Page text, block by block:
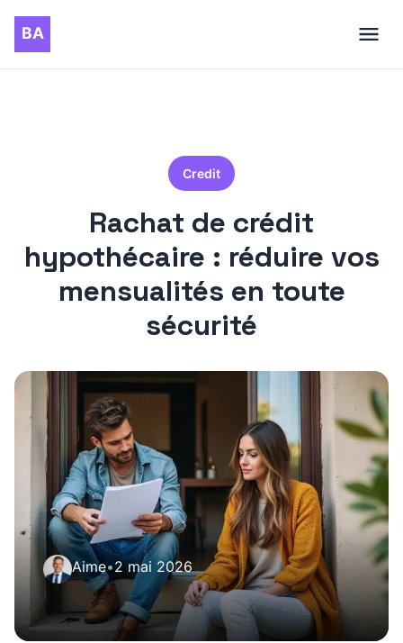
Credit
Rachat de crédit
hypothécaire : réduire vos
mensualités en toute
sécurité
Aime•2 mai 2026